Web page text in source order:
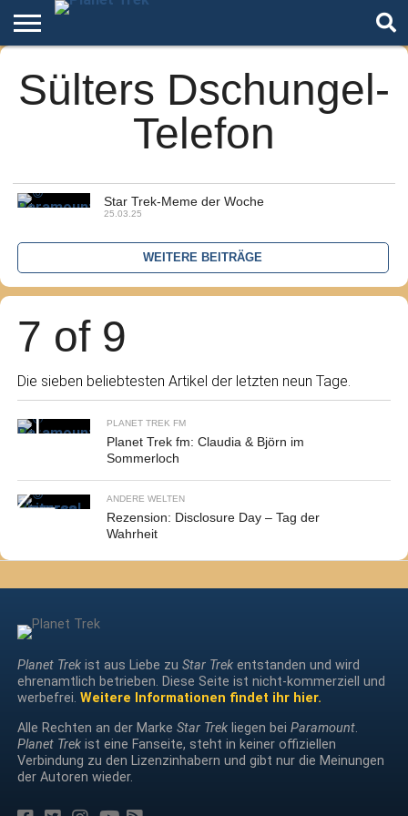
Home
Der
Podcast
Über
Star
Artikel
Andere
Welten
Autoren
Night
Mode
Sülters Dschungel-
Telefon
Star Trek-Meme der Woche
25.03.25
WEITERE BEITRÄGE
7 of 9
Die sieben beliebtesten Artikel der letzten neun Tage.
PLANET TREK FM
Planet Trek fm: Claudia & Björn im
Sommerloch
ANDERE WELTEN
Rezension: Disclosure Day – Tag der
Wahrheit
Planet Trekist aus Liebe zu Star Trekentstanden und wird
ehrenamtlich betrieben. Diese Seite ist nicht-kommerziell und
werbefrei. Weitere Informationen findet ihr hier.
Alle Rechten an der Marke Star Trekliegen bei Paramount.
Planet Trekist eine Fanseite, steht in keiner offiziellen
Verbindung zu den Lizenzinhabern und gibt nur die Meinungen
der Autoren wieder.